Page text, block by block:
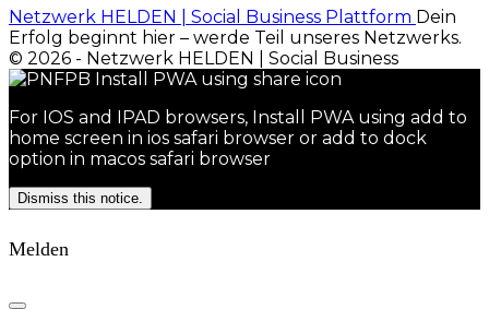
Netzwerk HELDEN | Social Business Plattform Dein
Erfolg beginnt hier – werde Teil unseres Netzwerks.
© 2026 - Netzwerk HELDEN | Social Business
For IOS and IPAD browsers, Install PWA using add to
home screen in ios safari browser or add to dock
option in macos safari browser
Dismiss this notice.
Melden